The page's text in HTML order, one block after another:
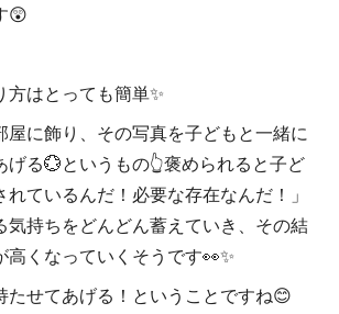
😲
方はとっても簡単✨
屋に飾り、その写真を子どもと一緒に
げる💮というもの👆褒められると子ど
れているんだ！必要な存在なんだ！」
気持ちをどんどん蓄えていき、その結
くなっていくそうです👀✨
たせてあげる！ということですね😊